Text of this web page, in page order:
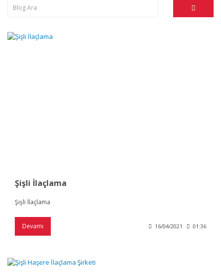
Şişli İlaçlama
Şişli İlaçlama
Devamı 16/04/2021 01:36